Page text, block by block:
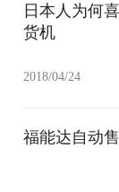
日本人为何
货机
2018/04/24
福能达自动